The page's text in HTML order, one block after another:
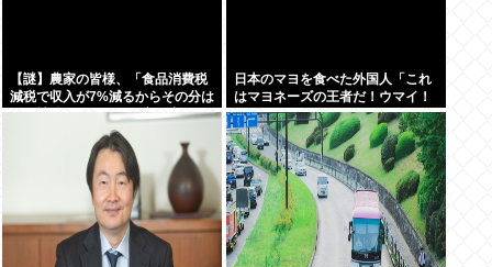
【謎】農家の皆様、「食品消費税
減税で収入が7%減るからその分は
国が補償してくれ」と言い出す
日本のマヨを食べた外国人「これ
はマヨネーズの王者だ！ウマイ！
うますぎる！どこで買えるん
だ？」